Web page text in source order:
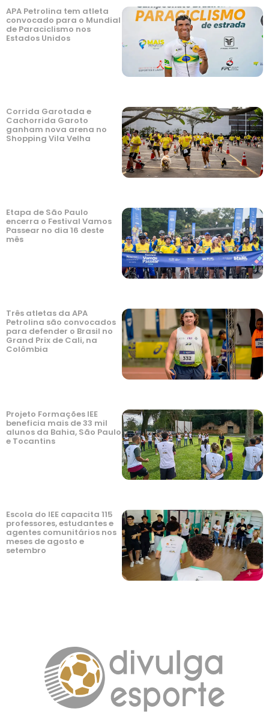
APA Petrolina tem atleta
convocado para o Mundial
de Paraciclismo nos
Estados Unidos
Corrida Garotada e
Cachorrida Garoto
ganham nova arena no
Shopping Vila Velha
Etapa de São Paulo
encerra o Festival Vamos
Passear no dia 16 deste
mês
Três atletas da APA
Petrolina são convocados
para defender o Brasil no
Grand Prix de Cali, na
Colômbia
Projeto Formações IEE
beneficia mais de 33 mil
alunos da Bahia, São Paulo
e Tocantins
Escola do IEE capacita 115
professores, estudantes e
agentes comunitários nos
meses de agosto e
setembro